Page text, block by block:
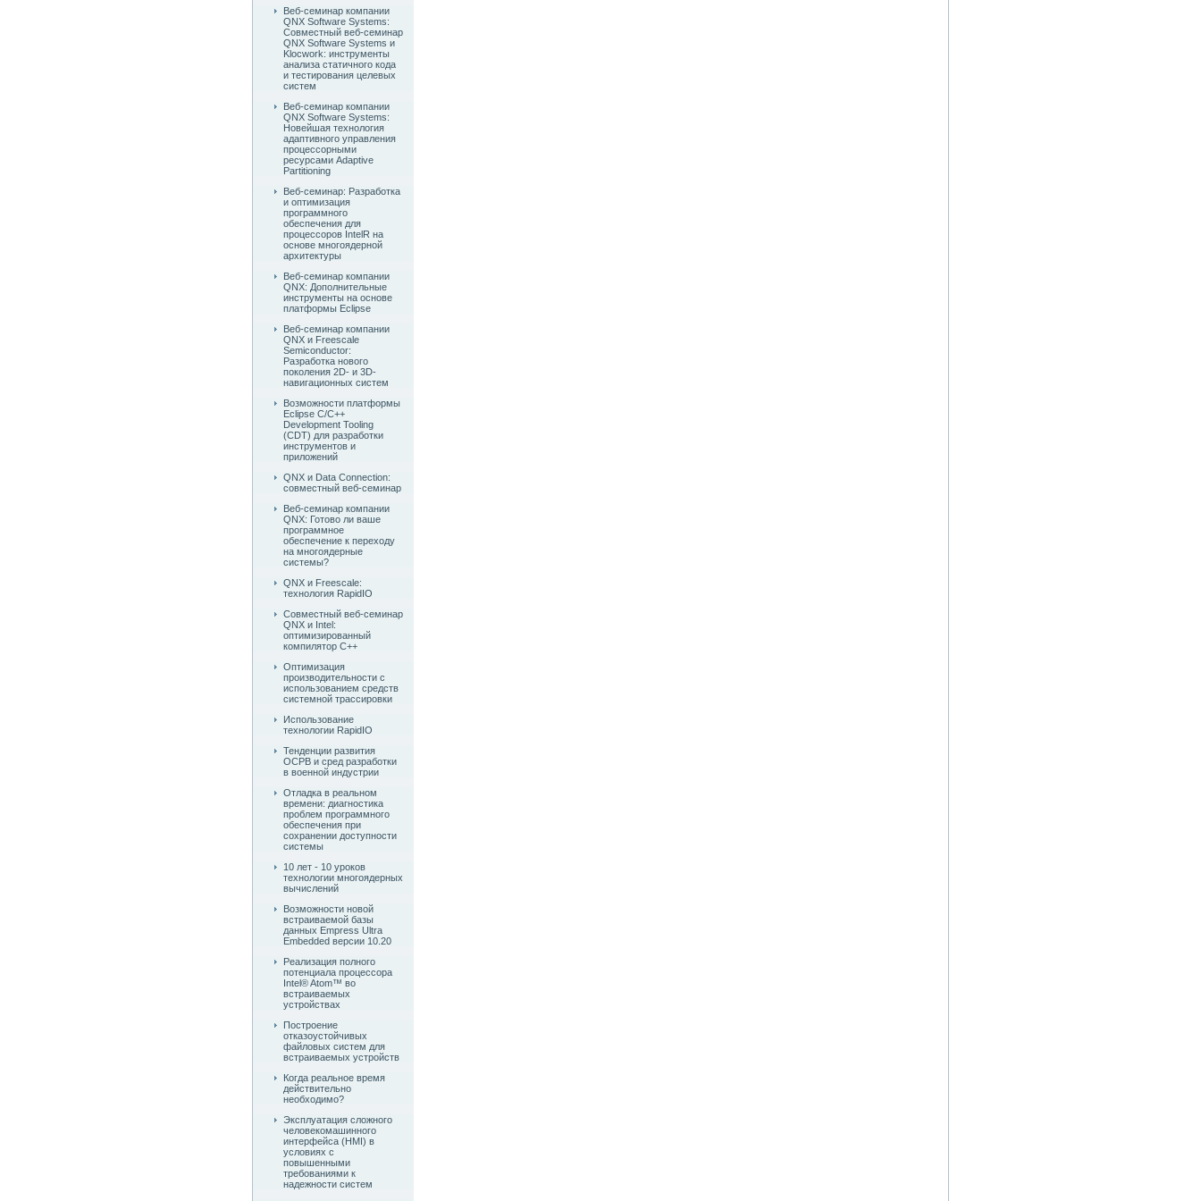
Веб-семинар компании
QNX Software Systems:
Совместный веб-семинар
QNX Software Systems и
Klocwork: инструменты
анализа статичного кода
и тестирования целевых
систем
Веб-семинар компании
QNX Software Systems:
Новейшая технология
адаптивного управления
процессорными
ресурсами Adaptive
Partitioning
Веб-семинар: Разработка
и оптимизация
программного
обеспечения для
процессоров IntelR на
основе многоядерной
архитектуры
Веб-семинар компании
QNX: Дополнительные
инструменты на основе
платформы Eclipse
Веб-семинар компании
QNX и Freescale
Semiconductor:
Разработка нового
поколения 2D- и 3D-
навигационных систем
Возможности платформы
Eclipse C/C++
Development Tooling
(CDT) для разработки
инструментов и
приложений
QNX и Data Connection:
совместный веб-семинар
Веб-семинар компании
QNX: Готово ли ваше
программное
обеспечение к переходу
на многоядерные
системы?
QNX и Freescale:
технология RapidIO
Совместный веб-семинар
QNX и Intel:
оптимизированный
компилятор C++
Оптимизация
производительности с
использованием средств
системной трассировки
Использование
технологии RapidIO
Тенденции развития
ОСРВ и сред разработки
в военной индустрии
Отладка в реальном
времени: диагностика
проблем программного
обеспечения при
сохранении доступности
системы
10 лет - 10 уроков
технологии многоядерных
вычислений
Возможности новой
встраиваемой базы
данных Empress Ultra
Embedded версии 10.20
Реализация полного
потенциала процессора
Intel® Atom™ во
встраиваемых
устройствах
Построение
отказоустойчивых
файловых систем для
встраиваемых устройств
Когда реальное время
действительно
необходимо?
Эксплуатация сложного
человекомашинного
интерфейса (HMI) в
условиях с
повышенными
требованиями к
надежности систем